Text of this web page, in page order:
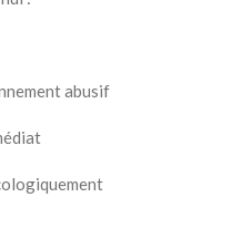
abusif